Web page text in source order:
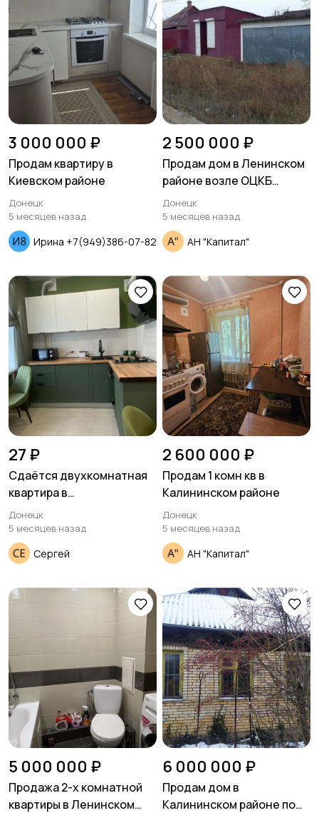
3 000 000 ₽
Продам квартиру в
Киевском районе
Донецк
5 месяцев назад
Ирина +7(949)386-07-82
2 500 000 ₽
Продам дом в Ленинском
районе возле ОЦКБ
ул.А.Толстого
Донецк
5 месяцев назад
АН "Капитал"
27 ₽
Сдаётся двухкомнатная
квартира в
Ворошиловском районе
Донецк
5 месяцев назад
Сергей
2 600 000 ₽
Продам 1 комн кв в
Калининском районе
Донецк
5 месяцев назад
АН "Капитал"
5 000 000 ₽
Продажа 2-х комнатной
квартиры в Ленинском
6 000 000 ₽
Продам дом в
Калининском районе по